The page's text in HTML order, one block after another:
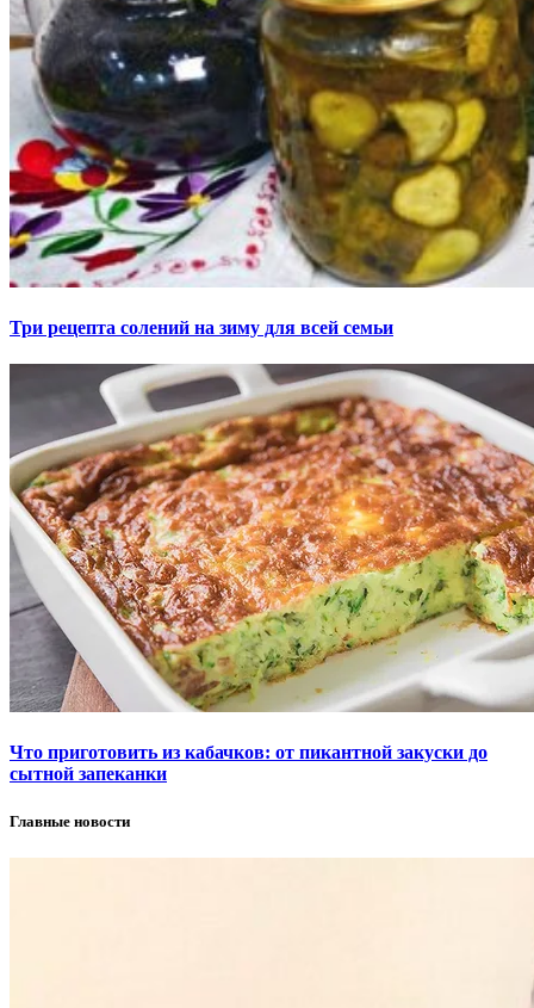
Три рецепта солений на зиму для всей семьи
Что приготовить из кабачков: от пикантной закуски до
сытной запеканки
Главные новости